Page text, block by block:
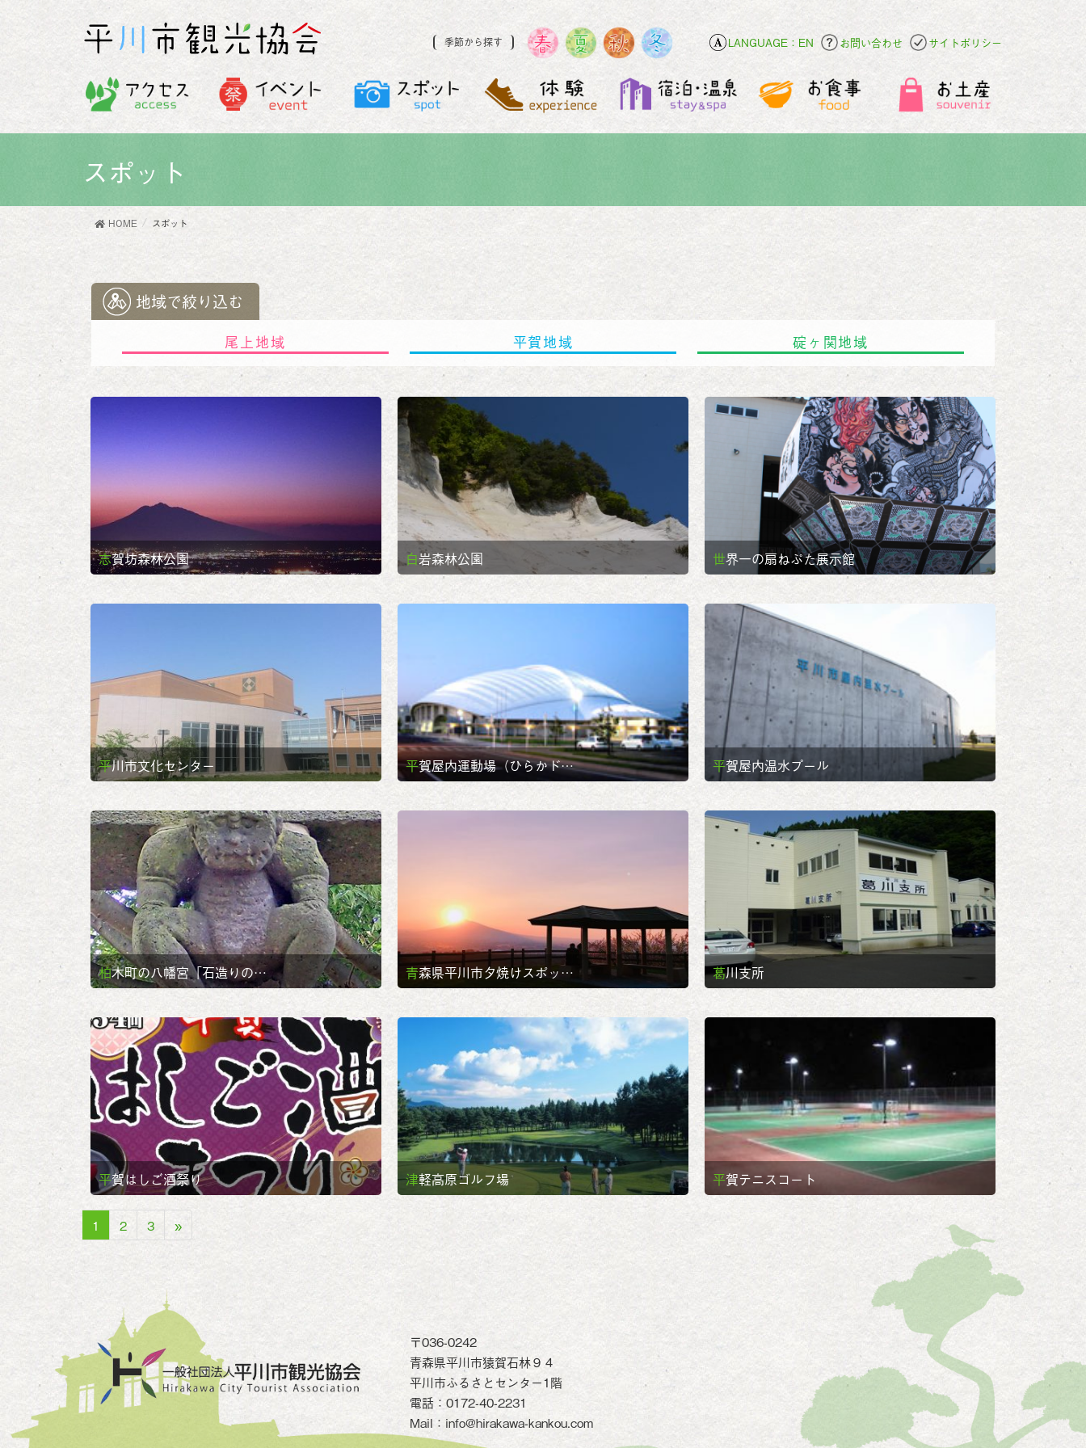
LANGUAGE：EN お問い合わせ サイトポリシー
季節から探す
スポット
HOME スポット
地域で絞り込む
尾上地域 平賀地域 碇ヶ関地域
志賀坊森林公園 白岩森林公園 世界一の扇ねぷた展示館
平川市文化センター 平賀屋内運動場（ひらかド… 平賀屋内温水プール
柏木町の八幡宮「石造りの… 青森県平川市夕焼けスポッ… 葛川支所
平賀はしご酒祭り 津軽高原ゴルフ場 平賀テニスコート
1 2 3 »
〒036-0242
青森県平川市猿賀石林９４
平川市ふるさとセンター1階
電話：0172-40-2231
Mail：info@hirakawa-kankou.com